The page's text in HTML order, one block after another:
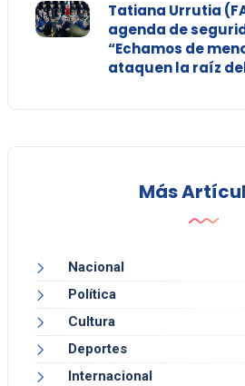
Tatiana Urrutia
agenda de
“Echamos de
ataquen la raíz
Más
Nacional
Política
Cultura
Deportes
Internacional